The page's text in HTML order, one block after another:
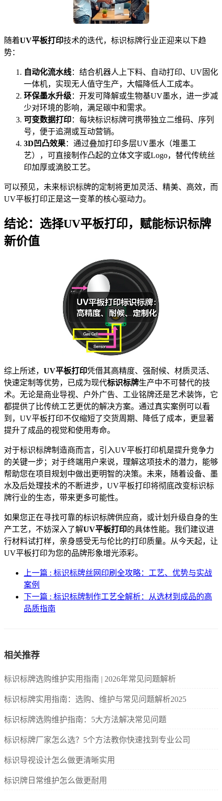
随着UV平板打印技术的迭代，标识标牌行业正迎来以下趋
势：
自动化流水线：结合机器人上下料、自动打印、UV固化
一体机，实现无人值守生产，大幅降低人工成本。
环保墨水升级：开发可降解或生物基UV墨水，进一步减
少对环境的影响，满足碳中和需求。
可变数据打印：每块标识标牌可携带独立二维码、序列
号，便于追溯或互动营销。
3D凹凸效果：通过叠加打印多层UV墨水（堆墨工
艺），可直接制作凸起的立体文字或Logo，替代传统丝
印加厚或滴胶工艺。
可以预见，未来标识标牌的定制将更加灵活、精美、高效，而
UV平板打印正是这一变革的核心驱动力。
结论：选择UV平板打印，赋能标识标牌
新价值
综上所述， UV平板打印凭借其高精度、强耐候、材质灵活、
快速定制等优势，已成为现代标识标牌生产中不可替代的技
术。无论是商业导视、户外广告、工业铭牌还是艺术装饰，它
都提供了比传统工艺更优的解决方案。通过真实案例可以看
到，UV平板打印不仅缩短了交货周期、降低了成本，更显著
提升了成品的视觉和使用寿命。
对于标识标牌制造商而言，引入UV平板打印机是提升竞争力
的关键一步；对于终端用户来说，理解这项技术的潜力，能够
帮助您在项目规划中做出更明智的决策。未来，随着设备、墨
水及后处理技术的不断进步，UV平板打印将彻底改变标识标
牌行业的生态，带来更多可能性。
如果您正在寻找可靠的标识标牌供应商，或计划升级自身的生
产工艺，不妨深入了解UV平板打印的具体性能。我们建议进
行材料试打样，亲身感受无与伦比的打印质量。从今天起，让
UV平板打印为您的品牌形象增光添彩。
上一篇 : 标识标牌丝网印刷全攻略：工艺、优势与实战
案例
下一篇 : 标识标牌制作工艺全解析：从选材到成品的高
品质指南
相关推荐
标识标牌选购维护实用指南 | 2026年常见问题解析
标识标牌实用指南：选购、维护与常见问题解析2025
标识标牌选购维护指南：5大方法解决常见问题
标识标牌厂家怎么选？5个方法教你快速找到专业公司
标识导视设计怎么做更清晰实用
标识牌日常维护怎么做更耐用